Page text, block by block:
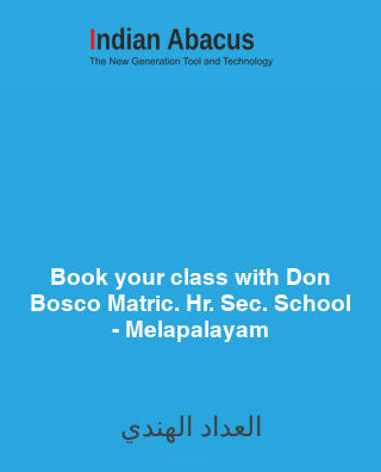
Book your class with Don
Bosco Matric. Hr. Sec. School
- Melapalayam
العداد الهندي